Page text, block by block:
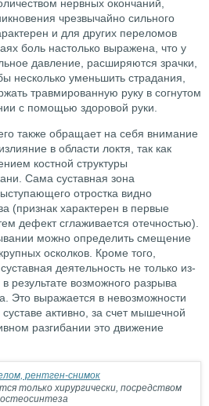
нервных окончаний,
чрезвычайно сильного
и для других переломов
боль настолько выражена, что у
давление, расширяются зрачки,
несколько уменьшить страдания,
травмированную руку в согнутом
с помощью здоровой руки.
также обращает на себя внимание
в области локтя, так как
костной структуры
Сама суставная зона
отростка видно
(признак характерен в первые
дефект сглаживается отечностью).
можно определить смещение
осколков. Кроме того,
деятельность не только из-
результате возможного разрыва
Это выражается в невозможности
суставе активно, за счет мышечной
разгибании это движение
только хирургически, посредством
остеосинтеза